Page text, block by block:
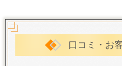
口コミ・お